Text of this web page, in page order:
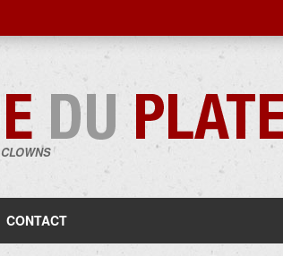
au
CONTACT